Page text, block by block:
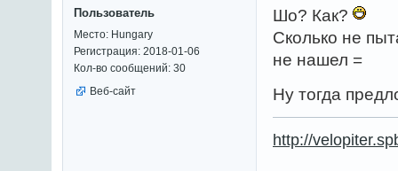
Пользователь
Место: Hungary
Регистрация: 2018-01-06
Кол-во сообщений: 30
Веб-сайт
Шо? Как?
Сколько не
не нашел =
Ну тогда
http://